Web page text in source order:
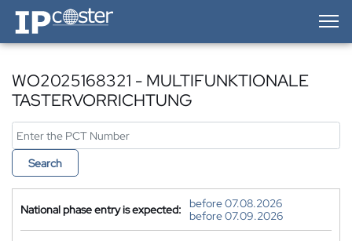
IP-Coster — Home
WO2025168321 - MULTIFUNKTIONALE
TASTERVORRICHTUNG
Search
National phase entry is expected:
before 07.08.2026
before 07.09.2026